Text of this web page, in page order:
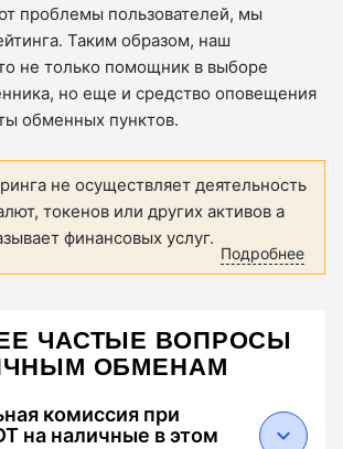
проблемы пользователей, мы
Таким образом, наш
не только помощник в выборе
но еще и средство оповещения
обменных пунктов.
не осуществляет деятельность
токенов или других активов а
финансовых услуг.
Подробнее
ЧАСТЫЕ ВОПРОСЫ
ОБМЕНАМ
комиссия при
на наличные в этом